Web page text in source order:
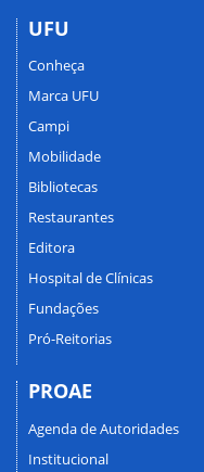
UFU
Conheça
Marca UFU
Campi
Mobilidade
Bibliotecas
Restaurantes
Editora
Hospital de Clínicas
Fundações
Pró-Reitorias
PROAE
Agenda de Autoridades
Institucional